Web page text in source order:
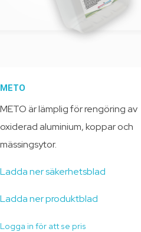
METO
METO är lämplig för rengöring av
oxiderad aluminium, koppar och
mässingsytor.
Ladda ner säkerhetsblad
Ladda ner produktblad
Logga in för att se pris